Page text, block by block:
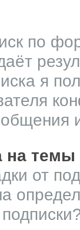
по
я
на темы
от